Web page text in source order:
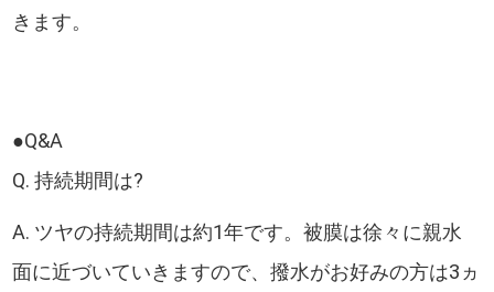
きます。
●Q&A
Q. 持続期間は?
A. ツヤの持続期間は約1年です。被膜は徐々に親水
面に近づいていきますので、撥水がお好みの方は3ヵ